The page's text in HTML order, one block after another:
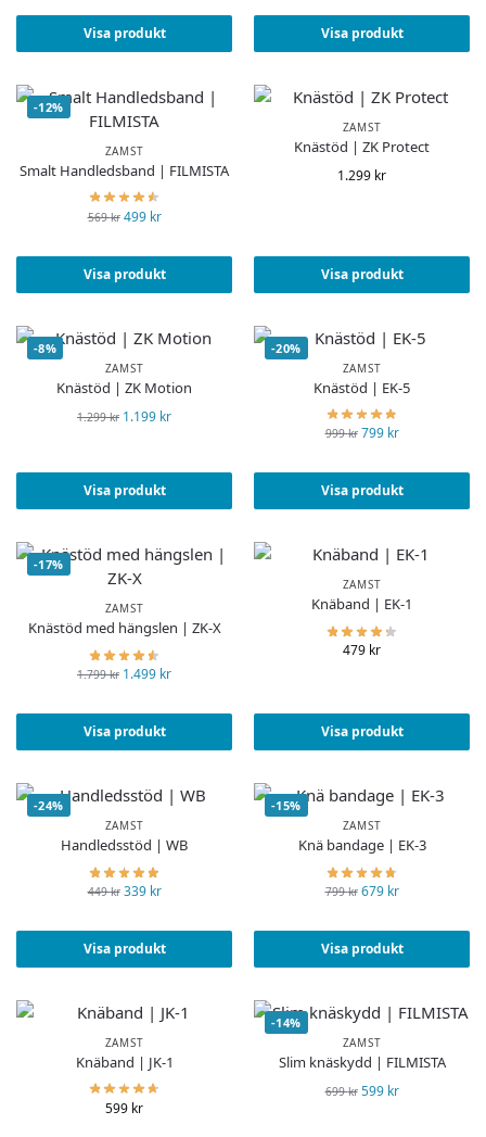
Visa produkt Visa produkt
-12%
ZAMST
Smalt Handledsband | FILMISTA
569kr 499 kr
Visa produkt
ZAMST
Knästöd | ZK Protect
1.299 kr
Visa produkt
-8%
ZAMST
Knästöd | ZK Motion
1.299kr 1.199 kr
Visa produkt
-20%
ZAMST
Knästöd | EK-5
999kr 799 kr
Visa produkt
-17%
ZAMST
Knästöd med hängslen | ZK-X
1.799kr 1.499 kr
Visa produkt
ZAMST
Knäband | EK-1
479 kr
Visa produkt
-24%
ZAMST
Handledsstöd | WB
449kr 339 kr
Visa produkt
-15%
ZAMST
Knä bandage | EK-3
799kr 679 kr
Visa produkt
ZAMST
Knäband | JK-1
599 kr
-14%
ZAMST
Slim knäskydd | FILMISTA
699kr 599 kr